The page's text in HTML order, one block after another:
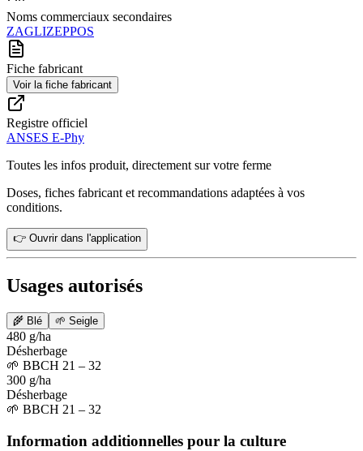
Noms commerciaux secondaires
ZAGLIZEPPOS
Fiche fabricant
Voir la fiche fabricant
Registre officiel
ANSES E-Phy
Toutes les infos produit, directement sur votre ferme
Doses, fiches fabricant et recommandations adaptées à vos
conditions.
👉 Ouvrir dans l'application
Usages autorisés
🌾 Blé 🌱 Seigle
480 g/ha
Désherbage
🌱 BBCH 21 – 32
300 g/ha
Désherbage
🌱 BBCH 21 – 32
Information additionnelles pour la culture